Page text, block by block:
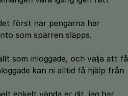
först när pengarna har
som spärren släpps.
som inloggade, och välja att få
kan ni alltid få hjälp från
enkelt vända er dit, jag har